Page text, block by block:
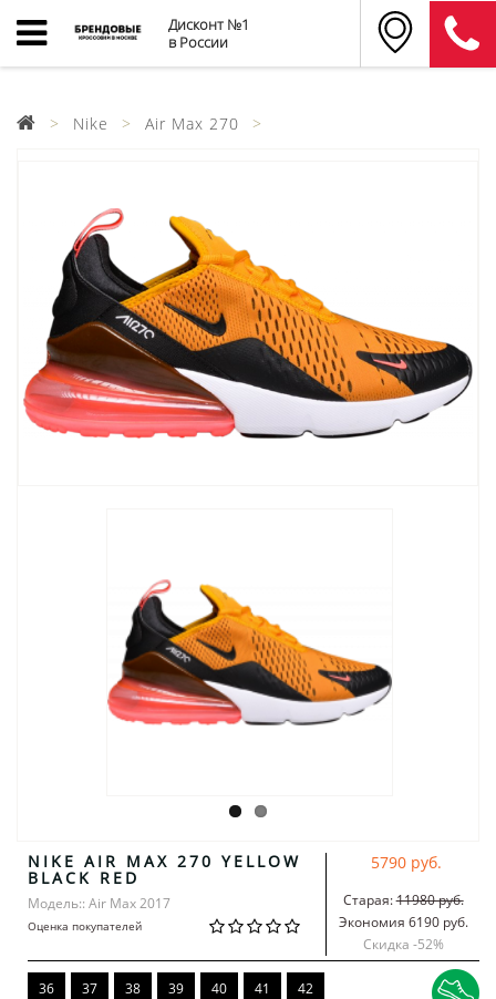
Дисконт №1
в России
Nike Air Max 270
NIKE AIR MAX 270 YELLOW
BLACK RED
Модель:: Air Max 2017
Оценка покупателей
5790 руб.
Старая:11980 руб.
Экономия 6190 руб.
Скидка -52%
36 37 38 39 40 41 42